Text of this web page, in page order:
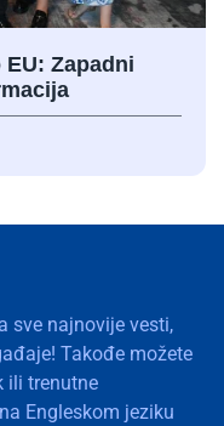
Zapadni
sve najnovije vesti,
Takođe možete
ili trenutne
Engleskom jeziku